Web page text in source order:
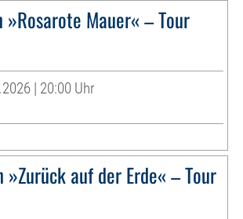
Mauer« – Tour
| 20:00 Uhr
»Zurück auf der Erde« – Tour